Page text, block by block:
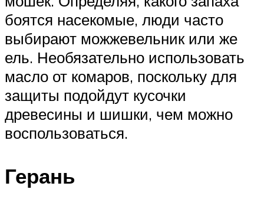
боятся насекомые, люди часто
выбирают можжевельник или же
ель. Необязательно использовать
масло от комаров, поскольку для
защиты подойдут кусочки
древесины и шишки, чем можно
воспользоваться.
Герань